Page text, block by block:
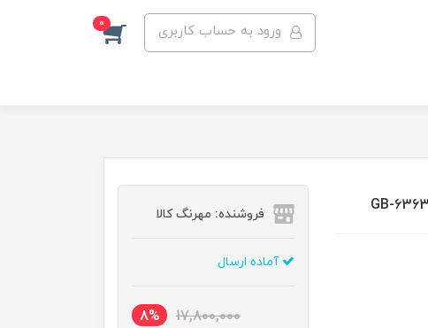
ورود به حساب کاربری 0
فروشنده: مهرنگ کالا
آماده ارسال
17,800,000
8%